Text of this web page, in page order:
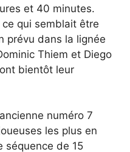
et 40 minutes.
qui semblait être
prévu dans la lignée
Thiem et Diego
bientôt leur
numéro 7
les plus en
séquence de 15